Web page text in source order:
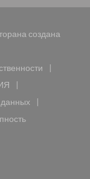
создана
в новом окне))
в новом окне))
в новом окне))
в новом окне))
окне))